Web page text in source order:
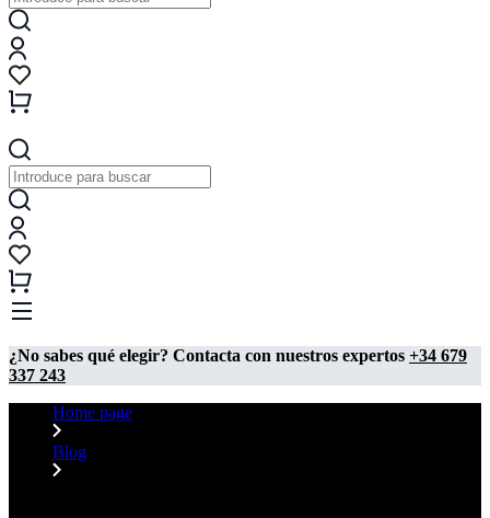
¿No sabes qué elegir? Contacta con nuestros expertos +34 679
337 243
Home page
Blog